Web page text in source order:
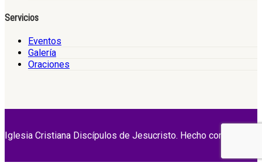
Servicios
Eventos
Galería
Oraciones
Iglesia Cristiana Discípulos de Jesucristo. Hecho con Amor.